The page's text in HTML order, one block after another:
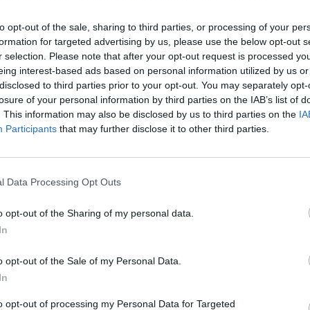
opt-out of the sale, sharing to third parties, or processing of your
for targeted advertising by us, please use the below opt-out
selection. Please note that after your opt-out request is processed
interest-based ads based on personal information utilized by us
to third parties prior to your opt-out. You may separately
of your personal information by third parties on the IAB’s list of
This information may also be disclosed by us to third parties on the
Participants that may further disclose it to other third parties.
Data Processing Opt Outs
opt-out of the Sharing of my personal data.
opt-out of the Sale of my Personal Data.
opt-out of processing my Personal Data for Targeted
pequena
numa aposta
: